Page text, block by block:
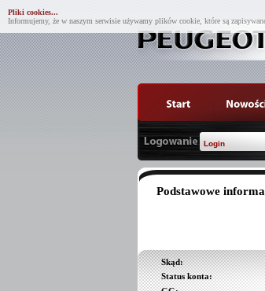
Pliki cookies...
Informujemy, że w naszym serwisie używamy plików cookie, które są
Podstawowe
Skąd:
Status konta: